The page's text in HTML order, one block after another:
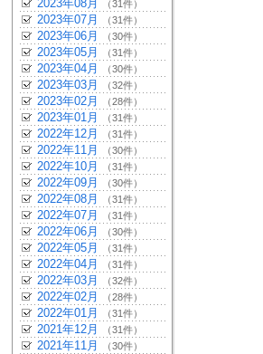
2023年08月 （31件）
2023年07月 （31件）
2023年06月 （30件）
2023年05月 （31件）
2023年04月 （30件）
2023年03月 （32件）
2023年02月 （28件）
2023年01月 （31件）
2022年12月 （31件）
2022年11月 （30件）
2022年10月 （31件）
2022年09月 （30件）
2022年08月 （31件）
2022年07月 （31件）
2022年06月 （30件）
2022年05月 （31件）
2022年04月 （31件）
2022年03月 （32件）
2022年02月 （28件）
2022年01月 （31件）
2021年12月 （31件）
2021年11月 （30件）